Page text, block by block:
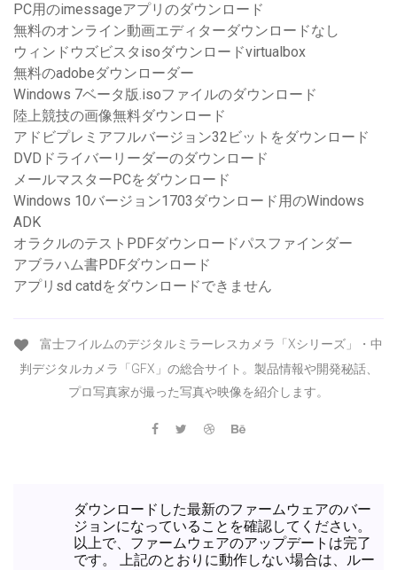
PC用のimessageアプリのダウンロード
無料のオンライン動画エディターダウンロードなし
ウィンドウズビスタisoダウンロードvirtualbox
無料のadobeダウンローダー
Windows 7ベータ版.isoファイルのダウンロード
陸上競技の画像無料ダウンロード
アドビプレミアフルバージョン32ビットをダウンロード
DVDドライバーリーダーのダウンロード
メールマスターPCをダウンロード
Windows 10バージョン1703ダウンロード用のWindows
ADK
オラクルのテストPDFダウンロードパスファインダー
アブラハム書PDFダウンロード
アプリsd catdをダウンロードできません
富士フイルムのデジタルミラーレスカメラ「Xシリーズ」・中
判デジタルカメラ「GFX」の総合サイト。製品情報や開発秘話、
プロ写真家が撮った写真や映像を紹介します。
ダウンロードした最新のファームウェアのバー
ジョンになっていることを確認してください。
以上で、ファームウェアのアップデートは完了
です。 上記のとおりに動作しない場合は、ルー